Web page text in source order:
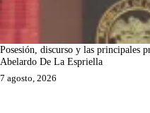
Posesión, discurso y las principales
Abelardo De La Espriella
7 agosto, 2026